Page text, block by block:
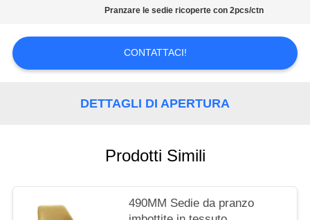
DEL
Pranzare le sedie ricoperte con 2pcs/ctn
CONTATTACI!
DETTAGLI DI APERTURA
Prodotti Simili
490MM Sedie da pranzo